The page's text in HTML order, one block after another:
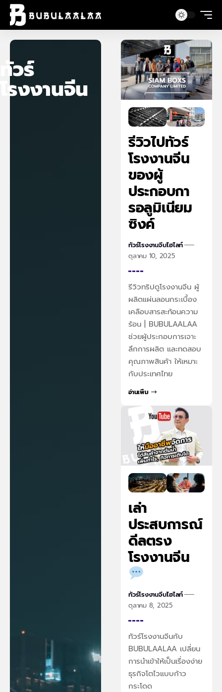
ทัวร์
โรงงานจีน
รีวิวไปทัวร์
โรงงานจีน
ของผู้
ประกอบกา
รอลูมิเนียม
ซิงค์
ทัวร์โรงงานจีนไฮไลท์
ตุลาคม 10, 2025
รีวิวทริปดูโรงงานจีน ผู้
ผลิตแผ่นลอนกระเบื้อง
เคลือบสารสะท้อนความ
ร้อน | BUBULAALAA
ช่วยผู้ประกอบการเจาะ
ลึกการผลิต และทดสอบ
คุณภาพสินค้า ให้เหมาะ
กับประเทศไทย
อ่านเพิ่ม
เล่า
ประสบการณ์
ดีลตรง
โรงงานจีน
ทัวร์โรงงานจีนไฮไลท์
ตุลาคม 8, 2025
ทัวร์โรงงานจีนกับ
BUBULAALAA เปลี่ยน
การนำเข้าให้เป็นเรื่องง่าย
ธุรกิจโตไวแบบก้าว
กระโดด